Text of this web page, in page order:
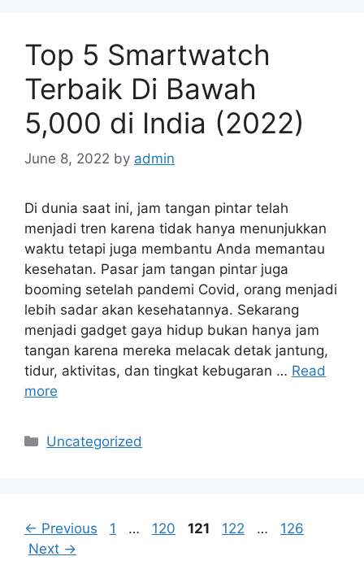
Top 5 Smartwatch
Terbaik Di Bawah
5,000 di India (2022)
June 8, 2022 by admin
Di dunia saat ini, jam tangan pintar telah
menjadi tren karena tidak hanya menunjukkan
waktu tetapi juga membantu Anda memantau
kesehatan. Pasar jam tangan pintar juga
booming setelah pandemi Covid, orang menjadi
lebih sadar akan kesehatannya. Sekarang
menjadi gadget gaya hidup bukan hanya jam
tangan karena mereka melacak detak jantung,
tidur, aktivitas, dan tingkat kebugaran … Read
more
Categories
Uncategorized
← Previous Page
1 … Page
120 Page
121 Page
122 … Page
126
Next →